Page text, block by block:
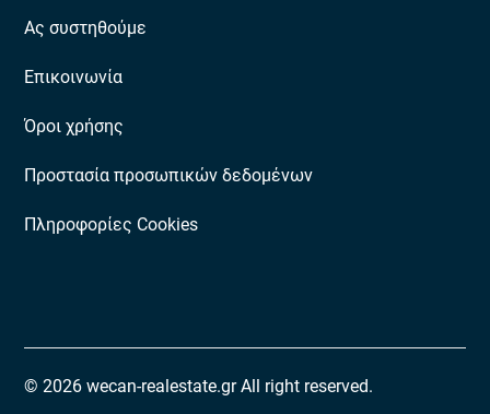
Ας συστηθούμε
Επικοινωνία
Όροι χρήσης
Προστασία προσωπικών δεδομένων
Πληροφορίες Cookies
© 2026 wecan-realestate.gr All right reserved.